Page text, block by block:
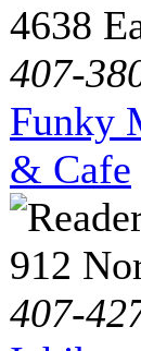
4638
407-
Funky
& Cafe
912
407-